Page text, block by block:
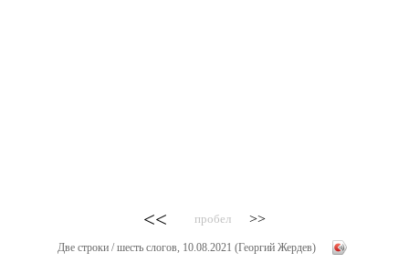
<< пробел >>
Две строки / шесть слогов, 10.08.2021 (Георгий Жердев)